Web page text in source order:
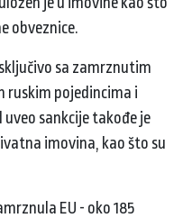
obveznice.
sa zamrznutim
pojedincima i
sankcije takođe je
imovina, kao što su
EU - oko 185